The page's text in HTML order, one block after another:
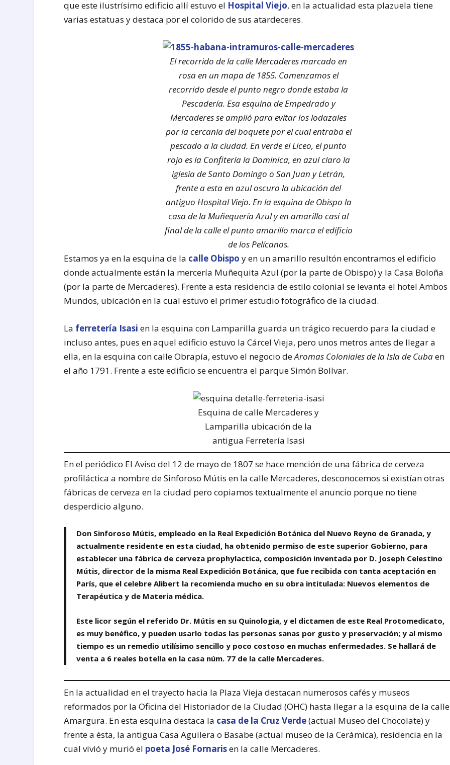
que este ilustrísimo edificio allí estuvo el Hospital Viejo, en la actualidad esta plazuela tiene
varias estatuas y destaca por el colorido de sus atardeceres.
El recorrido de la calle Mercaderes marcado en
rosa en un mapa de 1855. Comenzamos el
recorrido desde el punto negro donde estaba la
Pescadería. Esa esquina de Empedrado y
Mercaderes se amplió para evitar los lodazales
por la cercanía del boquete por el cual entraba el
pescado a la ciudad. En verde el Liceo, el punto
rojo es la Confitería la Dominica, en azul claro la
iglesia de Santo Domingo o San Juan y Letrán,
frente a esta en azul oscuro la ubicación del
antiguo Hospital Viejo. En la esquina de Obispo la
casa de la Muñequería Azul y en amarillo casi al
final de la calle el punto amarillo marca el edificio
de los Pelícanos.
Estamos ya en la esquina de la calle Obispo y en un amarillo resultón encontramos el edificio
donde actualmente están la mercería Muñequita Azul (por la parte de Obispo) y la Casa Boloña
(por la parte de Mercaderes). Frente a esta residencia de estilo colonial se levanta el hotel Ambos
Mundos, ubicación en la cual estuvo el primer estudio fotográfico de la ciudad.
La ferretería Isasi en la esquina con Lamparilla guarda un trágico recuerdo para la ciudad e
incluso antes, pues en aquel edificio estuvo la Cárcel Vieja, pero unos metros antes de llegar a
ella, en la esquina con calle Obrapía, estuvo el negocio deAromas Coloniales de la Isla de Cubaen
el año 1791. Frente a este edificio se encuentra el parque Simón Bolívar.
Esquina de calle Mercaderes y
Lamparilla ubicación de la
antigua Ferretería Isasi
En el periódico El Aviso del 12 de mayo de 1807 se hace mención de una fábrica de cerveza
profiláctica a nombre de Sinforoso Mútis en la calle Mercaderes, desconocemos si existían otras
fábricas de cerveza en la ciudad pero copiamos textualmente el anuncio porque no tiene
desperdicio alguno.
Don Sinforoso Mútis, empleado en la Real Expedición Botánica del Nuevo Reyno de Granada, y
actualmente residente en esta ciudad, ha obtenido permiso de este superior Gobierno, para
establecer una fábrica de cerveza prophylactica, composición inventada por D. Joseph Celestino
Mútis, director de la misma Real Expedición Botánica, que fue recibida con tanta aceptación en
París, que el celebre Alibert la recomienda mucho en su obra intitulada: Nuevos elementos de
Terapéutica y de Materia médica.
Este licor según el referido Dr. Mútis en su Quinologia, y el dictamen de este Real Protomedicato,
es muy benéfico, y pueden usarlo todas las personas sanas por gusto y preservación; y al mismo
tiempo es un remedio utilísimo sencillo y poco costoso en muchas enfermedades. Se hallará de
venta a 6 reales botella en la casa núm. 77 de la calle Mercaderes.
En la actualidad en el trayecto hacia la Plaza Vieja destacan numerosos cafés y museos
reformados por la Oficina del Historiador de la Ciudad (OHC) hasta llegar a la esquina de la calle
Amargura. En esta esquina destaca la casa de la Cruz Verde(actual Museo del Chocolate) y
frente a ésta, la antigua Casa Aguilera o Basabe (actual museo de la Cerámica), residencia en la
cual vivió y murió el poeta José Fornarisen la calle Mercaderes.